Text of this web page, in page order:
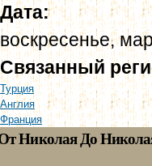
Дата:
воскресенье,
Связанный
Турция
Англия
Франция
Николая До